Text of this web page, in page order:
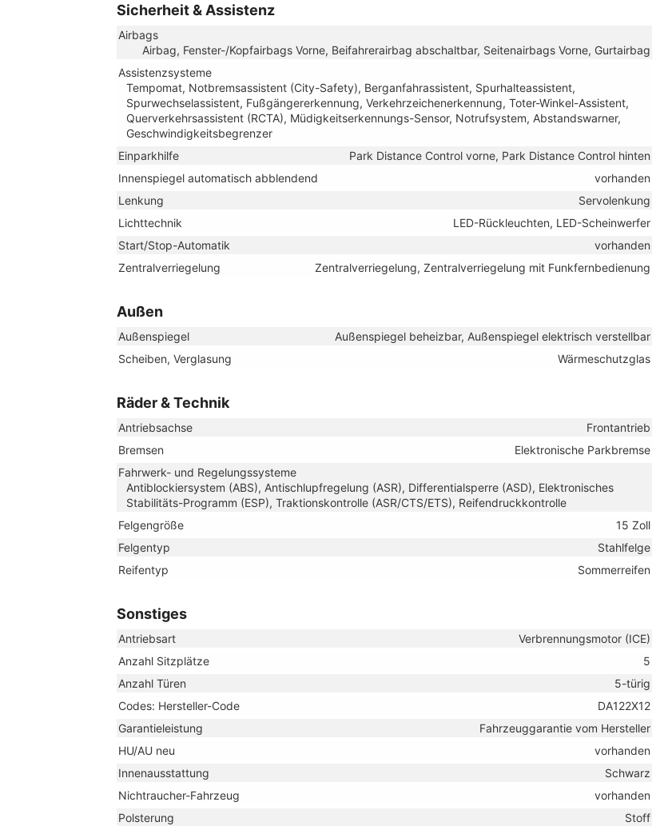
Sicherheit & Assistenz
Airbags
Airbag, Fenster-/Kopfairbags Vorne, Beifahrerairbag abschaltbar, Seitenairbags Vorne, Gurtairbag
Assistenzsysteme
Tempomat, Notbremsassistent (City-Safety), Berganfahrassistent, Spurhalteassistent,
Spurwechselassistent, Fußgängererkennung, Verkehrzeichenerkennung, Toter-Winkel-Assistent,
Querverkehrsassistent (RCTA), Müdigkeitserkennungs-Sensor, Notrufsystem, Abstandswarner,
Geschwindigkeitsbegrenzer
Einparkhilfe
Park Distance Control vorne, Park Distance Control hinten
Innenspiegel automatisch abblendend
vorhanden
Lenkung
Servolenkung
Lichttechnik
LED-Rückleuchten, LED-Scheinwerfer
Start/Stop-Automatik
vorhanden
Zentralverriegelung
Zentralverriegelung, Zentralverriegelung mit Funkfernbedienung
Außen
Außenspiegel
Außenspiegel beheizbar, Außenspiegel elektrisch verstellbar
Scheiben, Verglasung
Wärmeschutzglas
Räder & Technik
Antriebsachse
Frontantrieb
Bremsen
Elektronische Parkbremse
Fahrwerk- und Regelungssysteme
Antiblockiersystem (ABS), Antischlupfregelung (ASR), Differentialsperre (ASD), Elektronisches
Stabilitäts-Programm (ESP), Traktionskontrolle (ASR/CTS/ETS), Reifendruckkontrolle
Felgengröße
15 Zoll
Felgentyp
Stahlfelge
Reifentyp
Sommerreifen
Sonstiges
Antriebsart
Verbrennungsmotor (ICE)
Anzahl Sitzplätze
5
Anzahl Türen
5-türig
Codes: Hersteller-Code
DA122X12
Garantieleistung
Fahrzeuggarantie vom Hersteller
HU/AU neu
vorhanden
Innenausstattung
Schwarz
Nichtraucher-Fahrzeug
vorhanden
Polsterung
Stoff